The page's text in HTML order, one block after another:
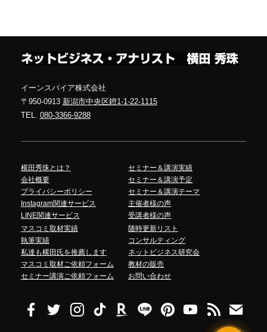
イーンスパイア株式会社
〒950-0913 新潟市中央区鐙1-1-22-1115
TEL. 080-3366-9288
横田秀珠とは？
会社概要
プライバシーポリシー
Instagram関連サービス
LINE関連サービス
セミナー＆講演実績
セミナー＆講演予定
セミナー＆講演テーマ
主催者様の声
受講者様の声
マスコミ取材実績
執筆実績
私達も横田氏を推薦します
マスコミ取材ご依頼フォーム
セミナー講演ご依頼フォーム
随時更新リスト
コンサルティング
ネットビジネス研究会
教材の販売
お問い合わせ